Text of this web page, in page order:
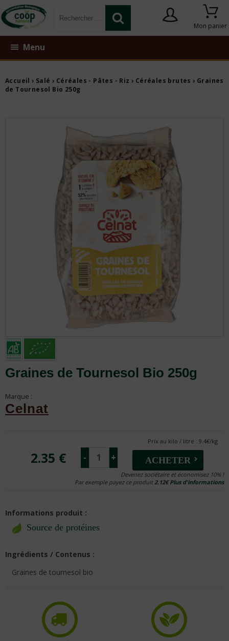
Mon panier
Menu
Accueil › Salé › Céréales - Pâtes - Riz › Céréales brutes › Graines
de Tournesol Bio 250g
Graines de Tournesol Bio 250g
Marque :
Celnat
Prix au kilo / litre : 9.4€/kg
2.35 € - + ACHETER
Devenez sociétaire et économisez 10% !
Par exemple payez ce produit2.12€Plus d'informations
Informations produit :
Source de protéines
Ingrédients / Contenus :
Graines de tournesol bio